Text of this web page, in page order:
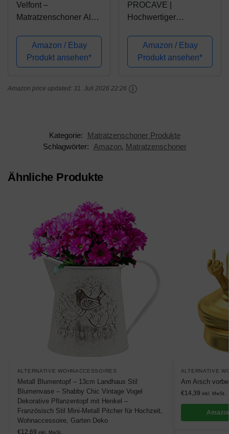
Velfont –
Matratzenschoner Aloe
Atmungsaktiv –
Verfügbar in
verschiedenen Größen
Amazon / Ebay
Produkt ansehen*
PROCAVE |
Hochwertiger
Lattenrost | Schützende
Matratzenunterlage
80x200 cm |
Matratzenschoner aus
Amazon / Ebay
Produkt ansehen*
Amazon price updated: 31. Juli 2026 22:26
Kategorie:
Matratzenschoner Produkte
Schlagwörter:
Amazon, Matratzenschoner
Ähnliche Produkte
ALTERNATIVE WOHNACCESSOIRES
Metall Blumentopf – 13cm Landhaus Stil
Blumenvase – Shabby Chic Vintage Vogel
Dekorative Pflanzentopf mit Henkel –
Französisch Stil Mini-Metall Pitcher für Hochzeit,
Wohnaccessoire, Garten Deko
€12,69 inkl. MwSt.
ALTERNATIVE
Am Arsch
€14,39 inkl. MwSt.